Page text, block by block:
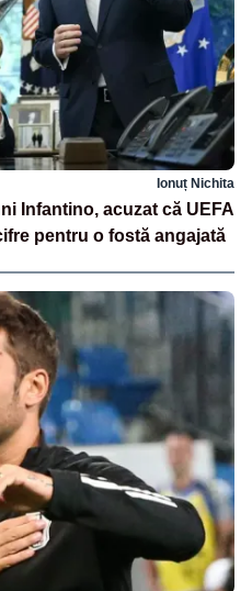
Ionuț Nichita
Infantino, acuzat că UEFA
pentru o fostă angajată